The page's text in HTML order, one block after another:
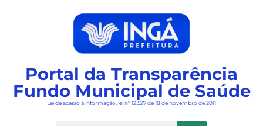
Portal da Transparência
Fundo Municipal de Saúde
Lei de acesso à informação, lei nº 12.527 de 18 de novembro de 2011